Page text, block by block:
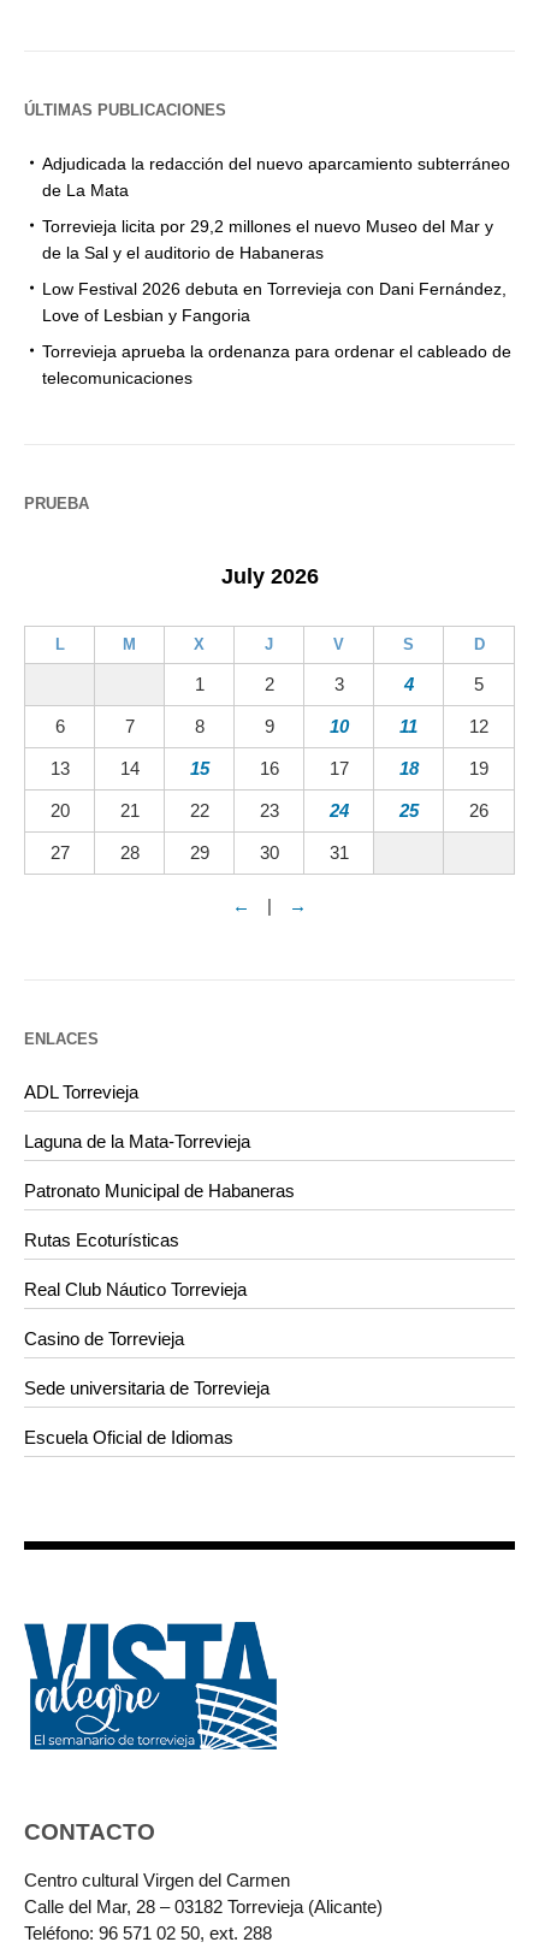
ÚLTIMAS PUBLICACIONES
Adjudicada la redacción del nuevo aparcamiento subterráneo
de La Mata
Torrevieja licita por 29,2 millones el nuevo Museo del Mar y
de la Sal y el auditorio de Habaneras
Low Festival 2026 debuta en Torrevieja con Dani Fernández,
Love of Lesbian y Fangoria
Torrevieja aprueba la ordenanza para ordenar el cableado de
telecomunicaciones
PRUEBA
July 2026
L M X J V S D
1 2 3 4 5
6 7 8 9 10 11 12
13 14 15 16 17 18 19
20 21 22 23 24 25 26
27 28 29 30 31
← | →
ENLACES
ADL Torrevieja
Laguna de la Mata-Torrevieja
Patronato Municipal de Habaneras
Rutas Ecoturísticas
Real Club Náutico Torrevieja
Casino de Torrevieja
Sede universitaria de Torrevieja
Escuela Oficial de Idiomas
CONTACTO
Centro cultural Virgen del Carmen
Calle del Mar, 28 – 03182 Torrevieja (Alicante)
Teléfono: 96 571 02 50, ext. 288